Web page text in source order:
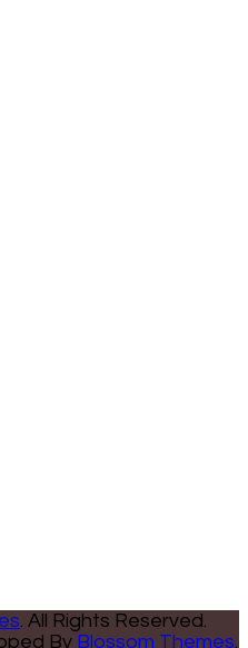
. All Rights Reserved.
By Blossom Themes